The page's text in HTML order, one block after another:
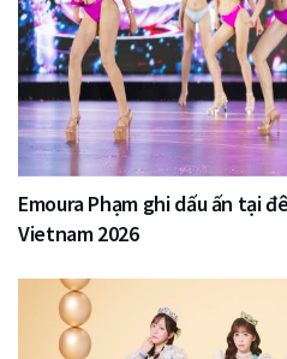
Emoura Phạm ghi dấu ấn tại
Vietnam 2026